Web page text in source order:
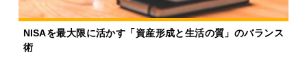
NISAを最大限に活かす「資産形成と生活の質」のバランス
術